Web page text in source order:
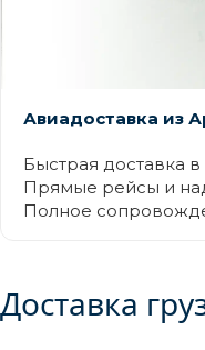
Авиадоставка из
Быстрая доставка
Прямые рейсы и
Полное
Доставка